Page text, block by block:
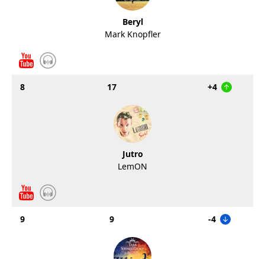
Beryl
Mark Knopfler
8 17 +4
Jutro
LemON
9 9 -4